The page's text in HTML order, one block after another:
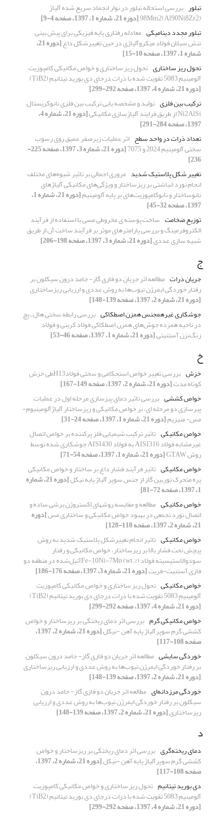
تبلور بررسی استحاله تبلور در نوار انجماد سریع شده آلیاژ
(Al90Ni8Zr2)98Mm2
[دوره 21، شماره 1، 1397، صفحه 4-9]
تبلور مجدد دینامیکی معادله رفتاری پایه فیزیکی برای پیش بینی
تنش سیلان فولاد میکروآلیاژی در حین تغییرشکل داغ [دوره 21،
شماره 1، 1397، صفحه 10-15]
تحول ریز ساختاری تحول ریز ساختاری و خواص مکانیکی کامپوزیت
آلومینیم 5083 تقویت شده با ذرات درجای دی بورید تیتانیم (TiB2)
[دوره 21، شماره 4، 1397، صفحه 292-299]
ترکیب بین فلزی تولید و مشخصه یابی ترکیب بین فلزی نانوکریستال
Ni2AlSi از طریق فرایند آلیاژسازی مکانیکی [دوره 21، شماره 4،
1397، صفحه 284-291]
تعداد ذرات در واحد سطح اثر عملیات زیرصفر عمیق روی رسوب
سختی آلومینیم 2024 و 7075 [دوره 21، شماره 3، 1397، صفحه 225-
236]
تغییر شکل پلاستیک شدید مروری اجمالی بر تاثیر شیوه‌های مختلف
انجام نورد انباشتی بر ریزساختار و ویژگی‌های مکانیکی آلیاژ‌های
نانوساختار و نانوکامپوزیت‌های بر پایه آلومینیم [دوره 21، شماره 1،
1397، صفحه 32-45]
توزیع ضخامت ساخت پوسته ی مخروطی مسی با استفاده از فرآیند
الکتروفرمینگ و بررسی پارامترهای موثر بر فرآیند ساخت آن از طریق
شبیه سازی عددی[دوره 21، شماره 3، 1397، صفحه 198-206]
ج
جریان ذرات مطالعه اثر جریان دو فازی گاز- جامد درون سیکلون بر
رفتار خوردگی ایمرژن تیوب‌ها به روش عددی و ارزیابی ریزساختاری
[دوره 21، شماره 2، 1397، صفحه 139-148]
جوشکاری غیرهمجنس همزن اصطکاکی بررسی رابطه سختی هال ـ پچ
در ناحیه همزده جوش‌های همزن اصطکاکی فولاد کربنی و فولاد
زنگ‌نزن آستنیتی[دوره 21، شماره 1، 1397، صفحه 46-53]
خ
خزش بررسی تغییر خواص استحکامی و سختی فولادH13طی خزش
کوتاه مدت[دوره 21، شماره 2، 1397، صفحه 149-167]
خواص کششی بررسی تاثیر دمای پیرسازی مرحله اول در عملیات
پیرسازی دو مرحله ای، بر خواص مکانیکی و ریزساختار آلیاژآلومینیوم-
مس- منیزیم[دوره 21، شماره 1، 1397، صفحه 24-31]
خواص مکانیکی تاثیر ترکیب شیمیایی فلز پرکننده بر خواص اتصال
غیرمشابه فولاد AISI316 به فولاد AISI430 جوشکاری شده توسط
روش GTAW
[دوره 21، شماره 1، 1397، صفحه 54-71]
خواص مکانیکی تاثیر فرآیند فشار داغ بر ساختار و خواص مکانیکی
پره متحرک توربین گاز از جنس سوپر آلیاژ پایه نیکل [دوره 21، شماره
1، 1397، صفحه 72-81]
خواص مکانیکی مطالعه و مقایسه روشهای اکستروژن برشی ساده و
اتصال نورد تجمعی در بهبود خواص مکانیکی و ساختاری مس[دوره
21، شماره 2، 1397، صفحه 118-128]
خواص مکانیکی تاثیر انجام تغییرشکل پلاستیک شدید به روش
پیچش تحت فشار بالا بر ریزساختار، خواص مکانیکی و رفتار
سودوالاستیسیته فولاد Fe-10Ni-7Mn (wt.%)آنیل‌شده در منطقه دو
فازی آستنیت-فریت[دوره 21، شماره 3، 1397، صفحه 176-186]
خواص مکانیکی تحول ریز ساختاری و خواص مکانیکی کامپوزیت
آلومینیم 5083 تقویت شده با ذرات درجای دی بورید تیتانیم (TiB2)
[دوره 21، شماره 4، 1397، صفحه 292-299]
خواص مکانیکی گرم بررسی اثر دمای ریختگی بر ریزساختار و خواص
کششی گرم سوپرآلیاژ پایه آهن -نیکل [دوره 21، شماره 2، 1397،
صفحه 108-117]
خوردگی سایشی مطالعه اثر جریان دو فازی گاز- جامد درون سیکلون
بر رفتار خوردگی ایمرژن تیوب‌ها به روش عددی و ارزیابی ریزساختاری
[دوره 21، شماره 2، 1397، صفحه 139-148]
خوردگی مرزدانه‌ای مطالعه اثر جریان دو فازی گاز- جامد درون
سیکلون بر رفتار خوردگی ایمرژن تیوب‌ها به روش عددی و ارزیابی
ریزساختاری[دوره 21، شماره 2، 1397، صفحه 139-148]
د
دمای ریخته‌گری بررسی اثر دمای ریختگی بر ریزساختار و خواص
کششی گرم سوپرآلیاژ پایه آهن -نیکل [دوره 21، شماره 2، 1397،
صفحه 108-117]
دی بورید تیتانیم تحول ریز ساختاری و خواص مکانیکی کامپوزیت
آلومینیم 5083 تقویت شده با ذرات درجای دی بورید تیتانیم (TiB2)
[دوره 21، شماره 4، 1397، صفحه 292-299]